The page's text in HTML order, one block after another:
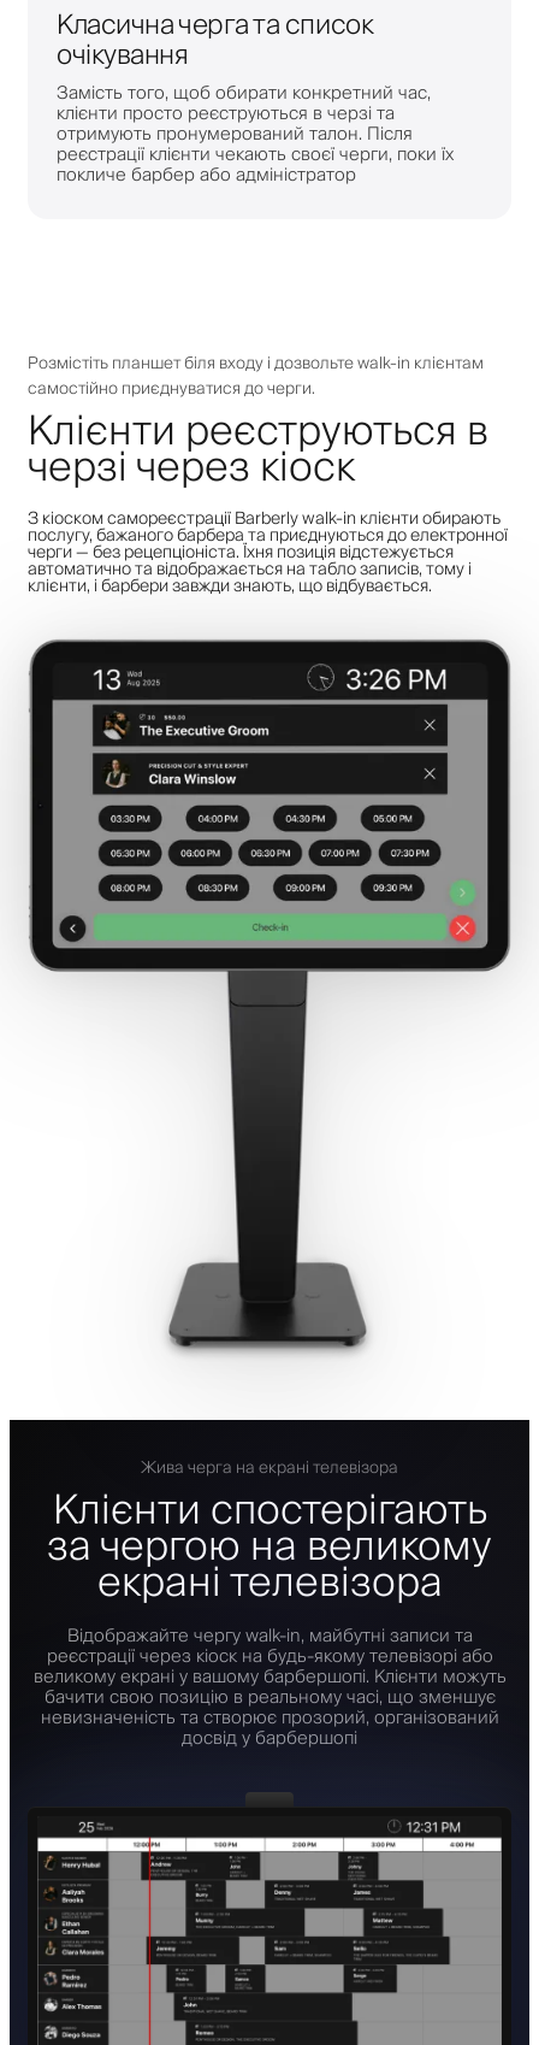
Класична черга та список
очікування
Замість того, щоб обирати конкретний час,
клієнти просто реєструються в черзі та
отримують пронумерований талон. Після
реєстрації клієнти чекають своєї черги, поки їх
покличе барбер або адміністратор
Розмістіть планшет біля входу і дозвольте walk-in клієнтам
самостійно приєднуватися до черги.
Клієнти реєструються в
черзі через кіоск
З кіоском самореєстрації Barberly walk-in клієнти обирають
послугу, бажаного барбера та приєднуються до електронної
черги — без рецепціоніста. Їхня позиція відстежується
автоматично та відображається на табло записів, тому і
клієнти, і барбери завжди знають, що відбувається.
Жива черга на екрані телевізора
Клієнти спостерігають
за чергою на великому
екрані телевізора
Відображайте чергу walk-in, майбутні записи та
реєстрації через кіоск на будь-якому телевізорі або
великому екрані у вашому барбершопі. Клієнти можуть
бачити свою позицію в реальному часі, що зменшує
невизначеність та створює прозорий, організований
досвід у барбершопі